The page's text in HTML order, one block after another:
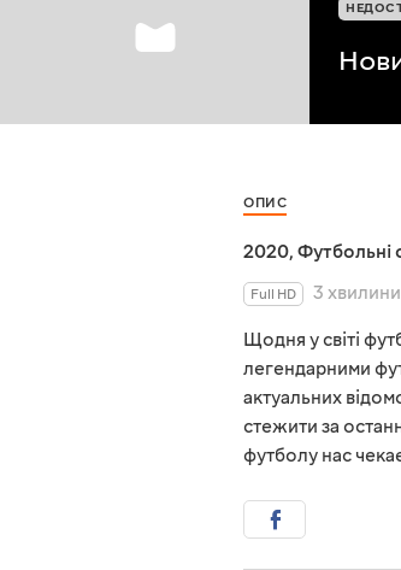
ОПИС
2020, Футбольні
Full HD
3 хвилини
Щодня у світі
легендарними
актуальних
стежити за
футболу нас